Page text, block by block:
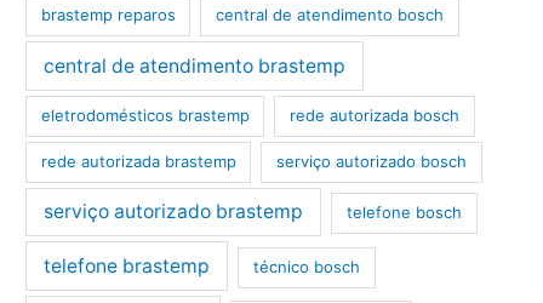
brastemp reparos central de atendimento bosch
central de atendimento brastemp
eletrodomésticos brastemp rede autorizada bosch
rede autorizada brastemp serviço autorizado bosch
serviço autorizado brastemp telefone bosch
telefone brastemp técnico bosch